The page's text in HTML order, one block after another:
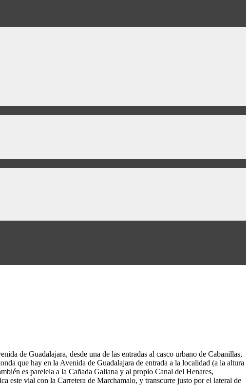
de Guadalajara, desde una de las entradas al casco urbano de Cabanillas,
que hay en la Avenida de Guadalajara de entrada a la localidad (a la altura
es parelela a la Cañada Galiana y al propio Canal del Henares,
este vial con la Carretera de Marchamalo, y transcurre justo por el lateral de